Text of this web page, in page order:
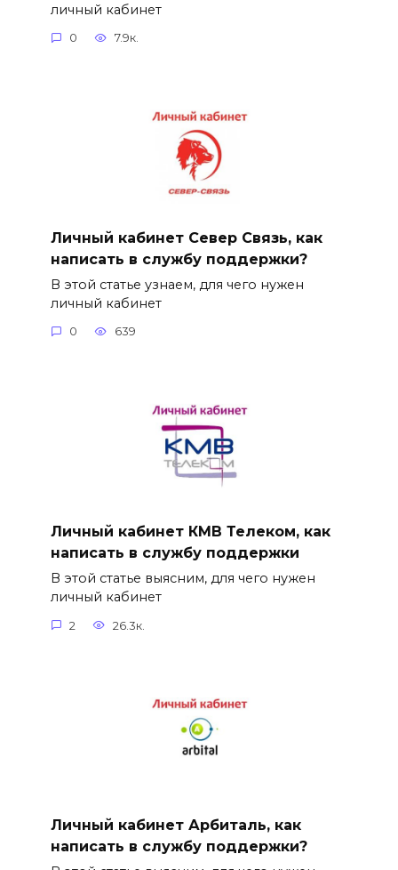
личный кабинет
0 7.9к.
Личный кабинет Север Связь, как
написать в службу поддержки?
В этой статье узнаем, для чего нужен
личный кабинет
0 639
Личный кабинет КМВ Телеком, как
написать в службу поддержки
В этой статье выясним, для чего нужен
личный кабинет
2 26.3к.
Личный кабинет Арбиталь, как
написать в службу поддержки?